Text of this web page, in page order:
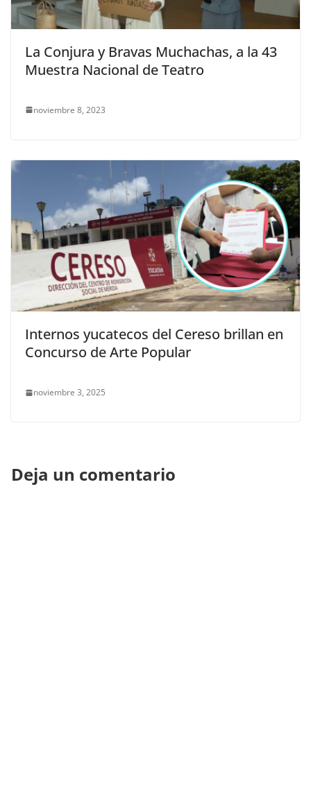
La Conjura y Bravas Muchachas, a la 43
Muestra Nacional de Teatro
noviembre 8, 2023
Internos yucatecos del Cereso brillan en
Concurso de Arte Popular
noviembre 3, 2025
Deja un comentario